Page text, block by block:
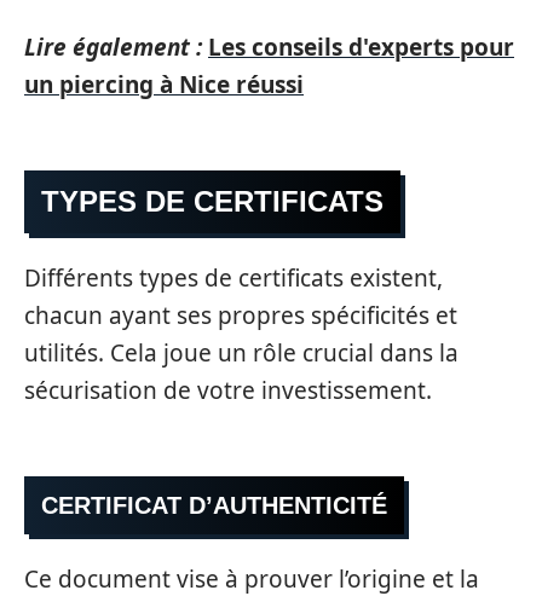
Lire également : Les conseils d'experts pour
un piercing à Nice réussi
TYPES DE CERTIFICATS
Différents types de certificats existent,
chacun ayant ses propres spécificités et
utilités. Cela joue un rôle crucial dans la
sécurisation de votre investissement.
CERTIFICAT D’AUTHENTICITÉ
Ce document vise à prouver l’origine et la